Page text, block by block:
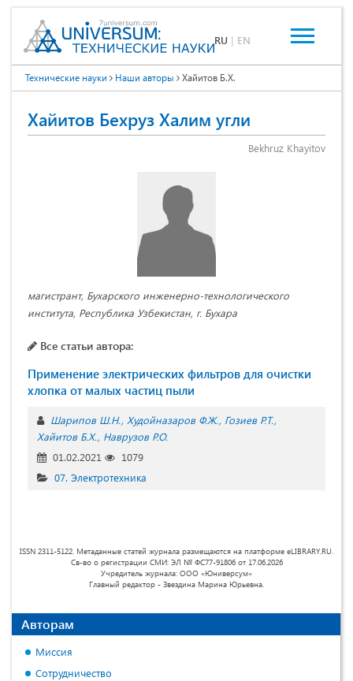
RU | EN
Технические науки Наши авторы Хайитов Б.Х.
Хайитов Бехруз Халим угли
Bekhruz Khayitov
магистрант, Бухарского инженерно-технологического
института, Республика Узбекистан, г. Бухара
Все статьи автора:
Применение электрических фильтров для очистки
хлопка от малых частиц пыли
Шарипов Ш.Н. Худойназаров Ф.Ж. Гозиев Р.Т.
Хайитов Б.Х. Наврузов Р.О.
01.02.2021
1079
07. Электротехника
ISSN 2311-5122. Метаданные статей журнала размещаются на платформе eLIBRARY.RU.
Св-во о регистрации СМИ: ЭЛ № ФС77-91806 от 17.06.2026
Учредитель журнала: ООО «Юниверсум»
Главный редактор - Звездина Марина Юрьевна.
Авторам
Миссия
Сотрудничество